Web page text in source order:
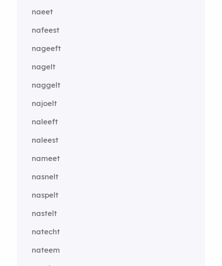
naeet
nafeest
nageeft
nagelt
naggelt
najoelt
naleeft
naleest
nameet
nasnelt
naspelt
nastelt
natecht
nateem